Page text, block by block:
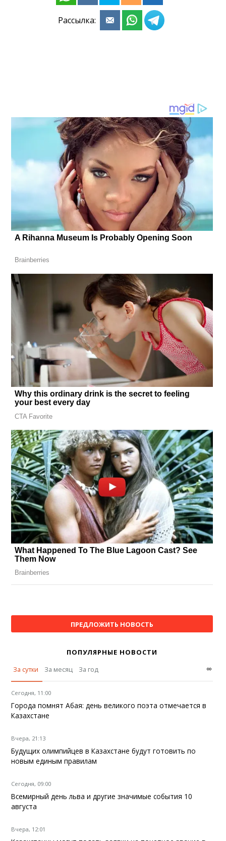
Рассылка:
ПРЕДЛОЖИТЬ НОВОСТЬ
ПОПУЛЯРНЫЕ НОВОСТИ
За сутки
За месяц За год ∞
Сегодня, 11:00
Города помнят Абая: день великого поэта отмечается в
Казахстане
Вчера, 21:13
Будущих олимпийцев в Казахстане будут готовить по
новым единым правилам
Сегодня, 09:00
Всемирный день льва и другие значимые события 10
августа
Вчера, 12:01